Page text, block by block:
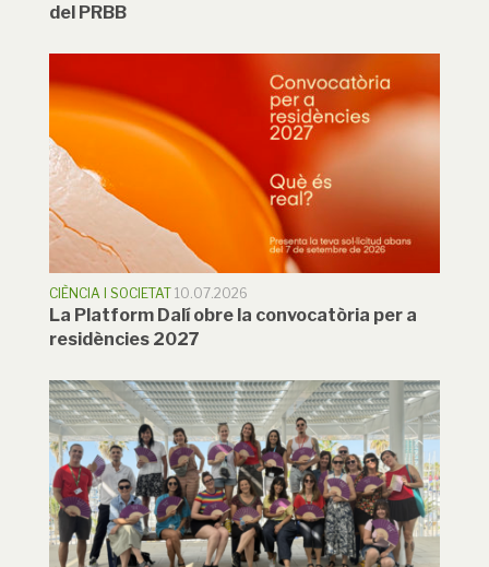
del PRBB
CIÈNCIA I SOCIETAT 10.07.2026
La Platform Dalí obre la convocatòria per a
residències 2027